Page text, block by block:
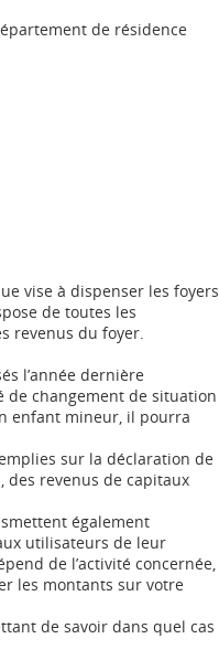
de résidence
vise à dispenser les foyers
de toutes les
revenus du foyer.
l’année dernière
de changement de situation
enfant mineur, il pourra
sur la déclaration de
des revenus de capitaux
également
utilisateurs de leur
de l’activité concernée,
les montants sur votre
de savoir dans quel cas